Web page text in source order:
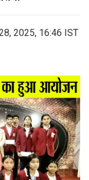
2025, 16:46 IST